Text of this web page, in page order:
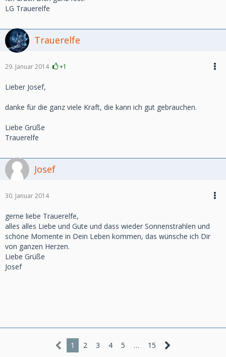
LG Trauerelfe
Trauerelfe
29. Januar 2014 +1
Lieber Josef,
danke für die ganz viele Kraft, die kann ich gut gebrauchen.
Liebe Grüße
Trauerelfe
Josef
30. Januar 2014
gerne liebe Trauerelfe,
alles alles Liebe und Gute und dass wieder Sonnenstrahlen und
schöne Momente in Dein Leben kommen, das wünsche ich Dir
von ganzen Herzen.
Liebe Grüße
Josef
1 2 3 4 5 … 15